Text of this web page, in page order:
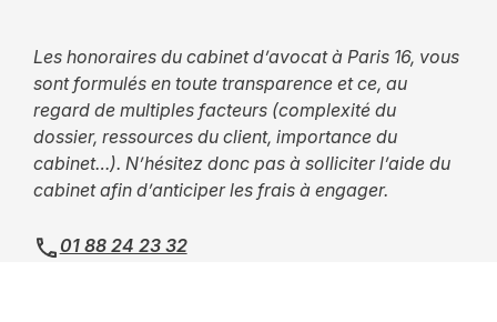
Les honoraires du cabinet d’avocatà Paris 16, vous
sont formulés en toute transparence et ce, au
regard de multiples facteurs (complexité du
dossier, ressources du client, importance du
cabinet…). N’hésitez donc pas à solliciter l’aide du
cabinet afin d’anticiper les frais à engager.
01 88 24 23 32